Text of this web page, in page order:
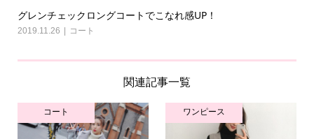
グレンチェックロングコートでこなれ感UP！
2019.11.26 コート
関連記事一覧
コート ワンピース